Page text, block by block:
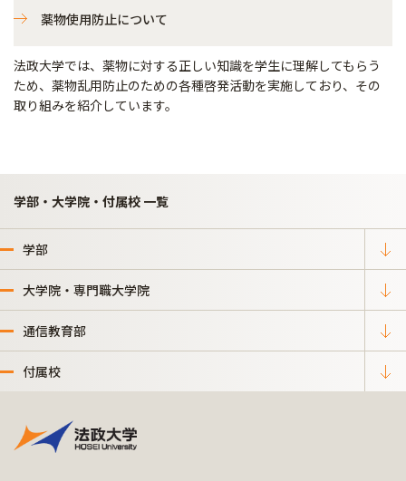
薬物使用防止について
法政大学では、薬物に対する正しい知識を学生に理解してもらう
ため、薬物乱用防止のための各種啓発活動を実施しており、その
取り組みを紹介しています。
学部・大学院・付属校 一覧
学部
大学院・専門職大学院
通信教育部
付属校